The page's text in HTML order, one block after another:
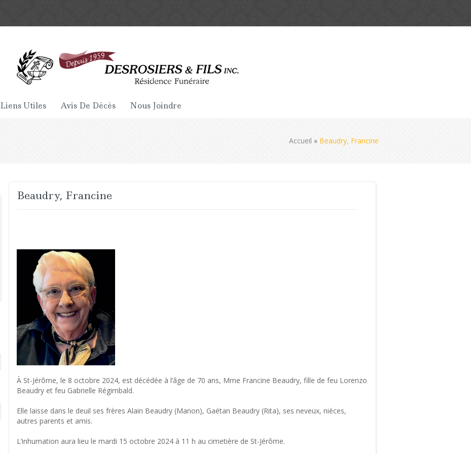
Liens Utiles Avis De Décès Nous Joindre
Accueil » Beaudry, Francine
Beaudry, Francine
À St-Jérôme, le 8 octobre 2024, est décédée à l’âge de 70 ans, Mme Francine Beaudry, fille de feu Lorenzo
Beaudry et feu Gabrielle Régimbald.
Elle laisse dans le deuil ses frères Alain Beaudry (Manon), Gaétan Beaudry (Rita), ses neveux, nièces,
autres parents et amis.
L’inhumation aura lieu le mardi 15 octobre 2024 à 11 h au cimetière de St-Jérôme.